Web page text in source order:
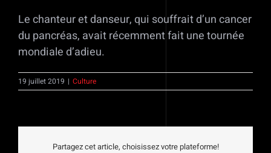
Le chanteur et danseur, qui souffrait d’un cancer
du pancréas, avait récemment fait une tournée
mondiale d’adieu.
19 juillet 2019 | Culture
Partagez cet article, choisissez votre plateforme!